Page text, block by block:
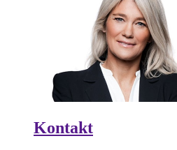
Kontakt